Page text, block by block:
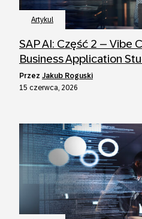
Artykul
SAP AI: Część 2 – Vibe
Business Application
przez Jakub Roguski
15 czerwca, 2026